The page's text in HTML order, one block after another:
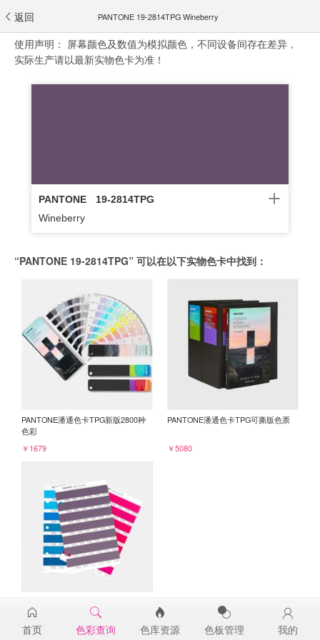
返回 PANTONE 19-2814TPG Wineberry
使用声明： 屏幕颜色及数值为模拟颜色，不同设备间存在差异，
实际生产请以最新实物色卡为准！
PANTONE
19-2814TPG
Wineberry
“PANTONE 19-2814TPG” 可以在以下实物色卡中找到：
PANTONE潘通色卡TPG新版2800种
色彩
￥1679
PANTONE潘通色卡TPG可撕版色票
￥5080
19-2814TPG
￥98
首页 色彩查询 色库资源 色板管理 我的